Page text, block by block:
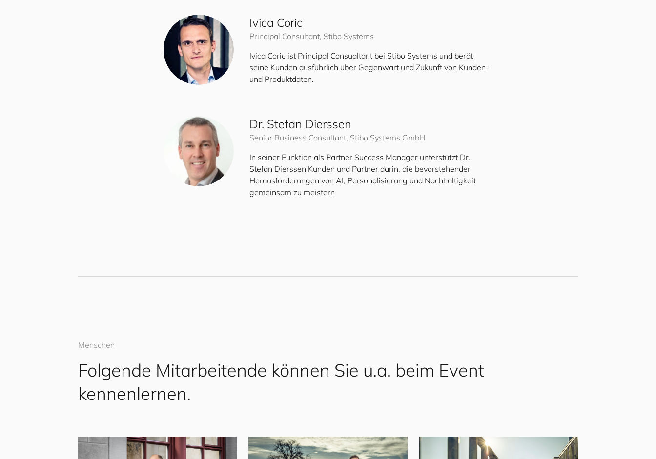
Ivica Coric
Principal Consultant, Stibo Systems
Ivica Coric ist Principal Consualtant bei Stibo Systems und berät
seine Kunden ausführlich über Gegenwart und Zukunft von Kunden-
und Produktdaten.
Dr. Stefan Dierssen
Senior Business Consultant, Stibo Systems GmbH
In seiner Funktion als Partner Success Manager unterstützt Dr.
Stefan Dierssen Kunden und Partner darin, die bevorstehenden
Herausforderungen von AI, Personalisierung und Nachhaltigkeit
gemeinsam zu meistern
Menschen
Folgende Mitarbeitende können Sie u.a. beim Event
kennenlernen.